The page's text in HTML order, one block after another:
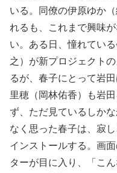
いる。同僚の伊原ゆか
れるも、これまで興味
い。ある日、憧れてい
之）が新プロジェクト
るが、春子にとって岩
里穂（岡林佑香）も岩
ず、ただ見ているしか
なく思った春子は、寂
インストールする。画
ターが目に入り、「こ